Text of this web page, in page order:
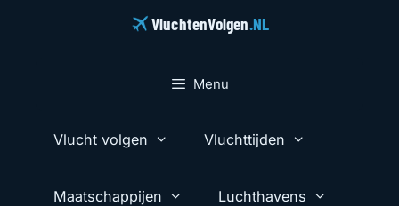
VluchtenVolgen.NL
Menu
Vlucht volgen Vluchttijden
Maatschappijen Luchthavens